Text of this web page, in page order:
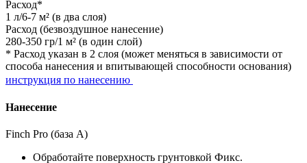
Расход*
1 л/6-7 м² (в два слоя)
Расход (безвоздушное нанесение)
280-350 гр/1 м² (в один слой)
* Расход указан в 2 слоя (может меняться в зависимости от
способа нанесения и впитывающей способности основания)
инструкция по нанесению
Нанесение
Finch Pro (база А)
Обработайте поверхность грунтовкой Фикс.